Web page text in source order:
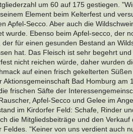
um 60 auf 175 gestiegen.
Element beim Kelterfest und
Apfel-Secco. Aber auch die
wurde. Ebenso beim Apfel-secco, der
für einen gesunden Bestand an
hat. Das Fleisch ist sehr begehrt
nicht reichen würde, daher wurden
auf einen frisch gekelterten
Bad Homburg am
frischen Säfte der
Apfel-Secco und Gelee im
im Kirdorfer Feld: Schafe, Rinder
die Mitgliedsbeiträge und den
"Keiner von uns verdient auch